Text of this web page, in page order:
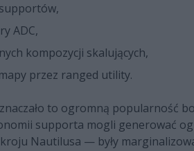
ADC,
kompozycji skalujących,
przez ranged utility.
to ogromną popularność
supporta mogli generować
Nautilusa — były